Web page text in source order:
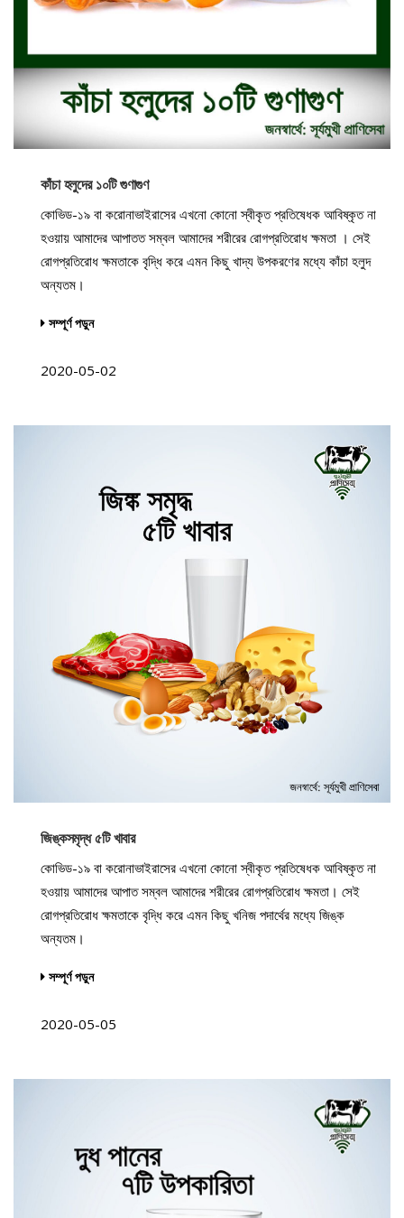
কাঁচা হলুদের ১০টি গুণাগুণ
কোভিড-১৯ বা করোনাভাইরাসের এখনো কোনো স্বীকৃত প্রতিষেধক আবিষ্কৃত না
হওয়ায় আমাদের আপাতত সম্বল আমাদের শরীরের রোগপ্রতিরোধ ক্ষমতা । সেই
রোগপ্রতিরোধ ক্ষমতাকে বৃদ্ধি করে এমন কিছু খাদ্য উপকরণের মধ্যে কাঁচা হলুদ
অন্যতম।
সম্পূর্ণ পড়ুন
2020-05-02
জিঙ্কসমৃদ্ধ ৫টি খাবার
কোভিড-১৯ বা করোনাভাইরাসের এখনো কোনো স্বীকৃত প্রতিষেধক আবিষ্কৃত না
হওয়ায় আমাদের আপাত সম্বল আমাদের শরীরের রোগপ্রতিরোধ ক্ষমতা। সেই
রোগপ্রতিরোধ ক্ষমতাকে বৃদ্ধি করে এমন কিছু খনিজ পদার্থের মধ্যে জিঙ্ক
অন্যতম।
সম্পূর্ণ পড়ুন
2020-05-05